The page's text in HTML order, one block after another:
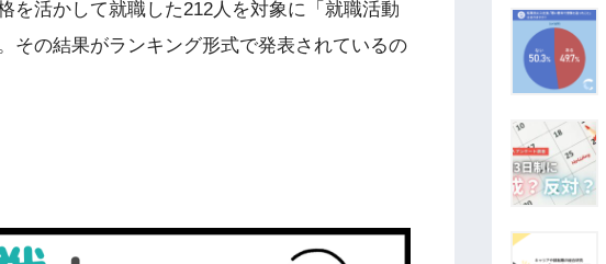
を活かして就職した212人を対象に「就職活動
その結果がランキング形式で発表されているの